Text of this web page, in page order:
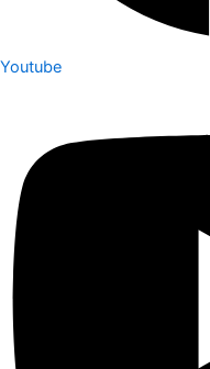
Youtube